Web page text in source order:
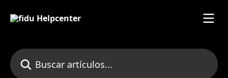
Buscar artículos...